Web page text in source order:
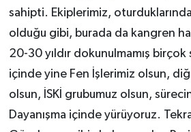
sahipti. Ekiplerimiz,
olduğu gibi, burada da kangren
20-30 yıldır dokunulmamış
içinde yine Fen İşlerimiz olsun,
olsun, İSKİ grubumuz olsun,
Dayanışma içinde yürüyoruz.